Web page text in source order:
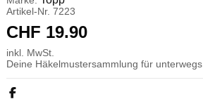
Artikel-Nr. 7223
CHF 19.90
inkl. MwSt.
Deine Häkelmustersammlung für unterwegs